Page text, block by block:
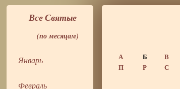
Все Святые
(по месяцам)
Январь
Февраль
А Б В
П
Р С